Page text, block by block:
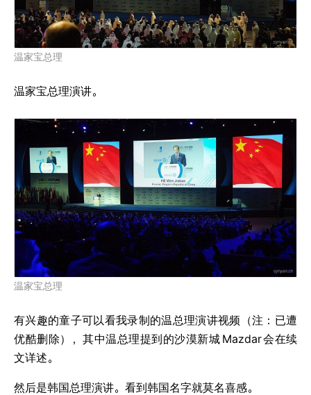
温家宝总理
温家宝总理演讲。
温家宝总理
有兴趣的童子可以看我录制的温总理演讲视频（注：已遭
优酷删除），其中温总理提到的沙漠新城 Mazdar会在续
文详述。
然后是韩国总理演讲。看到韩国名字就莫名喜感。